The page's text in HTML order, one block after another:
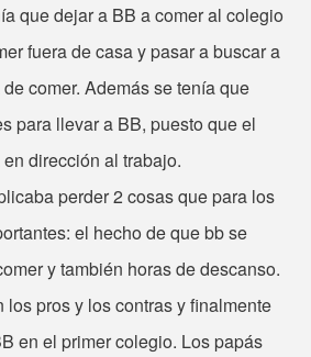
que dejar a BB a comer al colegio
fuera de casa y pasar a buscar a
comer. Además se tenía que
para llevar a BB, puesto que el
dirección al trabajo.
perder 2 cosas que para los
el hecho de que bb se
y también horas de descanso.
los pros y los contras y finalmente
en el primer colegio. Los papás